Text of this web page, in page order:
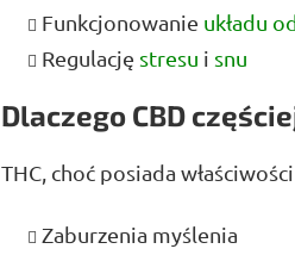
Funkcjonowanie układu
Regulację stresu i snu
Dlaczego CBD
THC, choć posiada
Zaburzenia myślenia